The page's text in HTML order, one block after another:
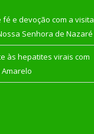
e devoção com a visita
Senhora de Nazaré
às hepatites virais com